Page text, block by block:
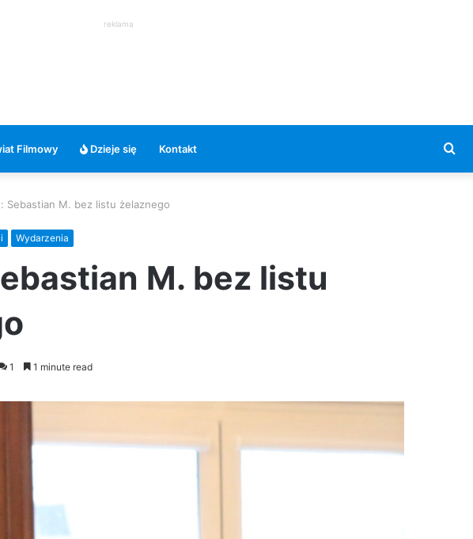
reklama
Filmowy Dzieje się Kontakt
Sebastian M. bez listu żelaznego
Wydarzenia
M. bez listu
1 1 minute read